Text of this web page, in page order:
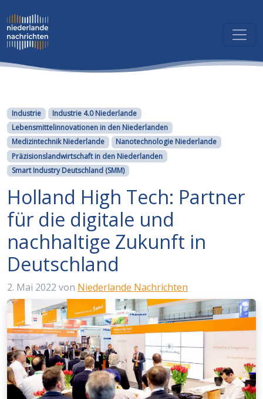
Kategorien
Industrie
Industrie 4.0 Niederlande
Lebensmittelinnovationen in den Niederlanden
Medizintechnik Niederlande
Nanotechnologie Niederlande
Präzisionslandwirtschaft in den Niederlanden
Smart Industry Deutschland (SMM)
Holland High Tech: Partner
für die digitale und
nachhaltige Zukunft in
Deutschland
2. Mai 2022 von Niederlande Nachrichten